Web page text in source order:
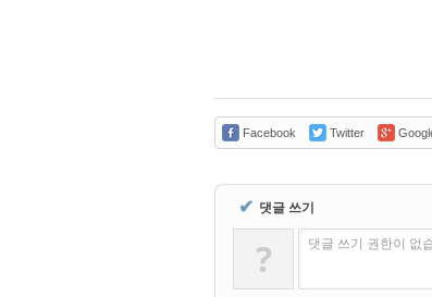
Facebook Twitter
✔ 댓글 쓰기
? 댓글 쓰기 권한이 없